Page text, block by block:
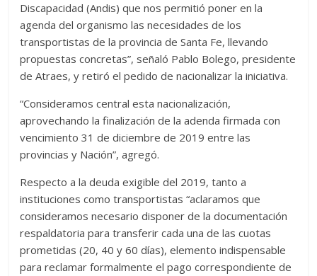
Discapacidad (Andis) que nos permitió poner en la
agenda del organismo las necesidades de los
transportistas de la provincia de Santa Fe, llevando
propuestas concretas”, señaló Pablo Bolego, presidente
de Atraes, y retiró el pedido de nacionalizar la iniciativa.
“Consideramos central esta nacionalización,
aprovechando la finalización de la adenda firmada con
vencimiento 31 de diciembre de 2019 entre las
provincias y Nación”, agregó.
Respecto a la deuda exigible del 2019, tanto a
instituciones como transportistas “aclaramos que
consideramos necesario disponer de la documentación
respaldatoria para transferir cada una de las cuotas
prometidas (20, 40 y 60 días), elemento indispensable
para reclamar formalmente el pago correspondiente de